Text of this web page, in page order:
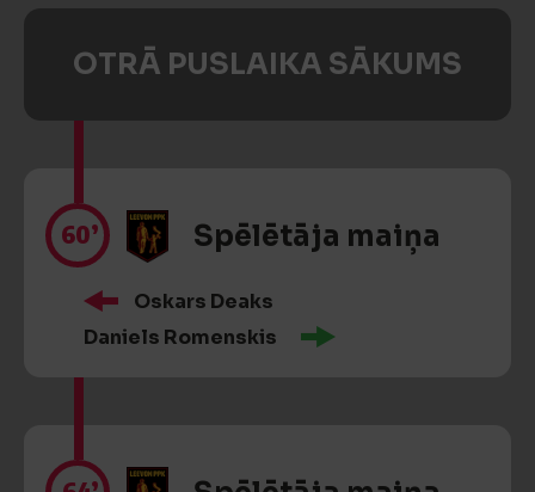
OTRĀ PUSLAIKA SĀKUMS
60’ Spēlētāja maiņa
Oskars Deaks
Daniels Romenskis